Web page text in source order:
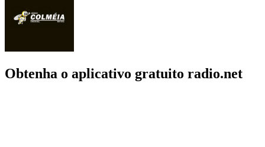
Obtenha o aplicativo gratuito radio.net